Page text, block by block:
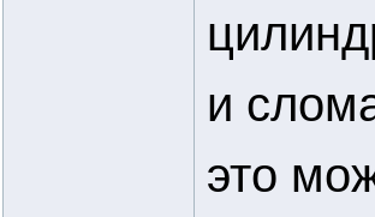
и
это